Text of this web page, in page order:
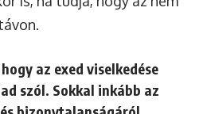
az exed viselkedése
szól. Sokkal inkább az